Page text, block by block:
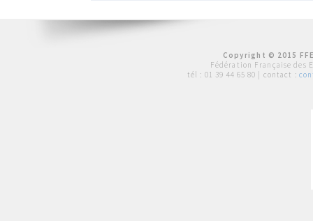
Copyright © 2015
Fédération Française des
tél : 01 39 44 65 80 | contact :